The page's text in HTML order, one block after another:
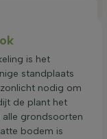
is het
standplaats
nodig om
de plant het
grondsoorten
bodem is